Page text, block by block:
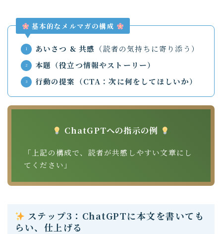
基本的なメルマガの構成
あいさつ & 共感 （読者の気持ちに寄り添う）
本題（役立つ情報やストーリー）
行動の提案（CTA：次に何をしてほしいか）
ChatGPTへの指示の例
「上記の構成で、読者が共感しやすい文章にし
てください」
ステップ3：ChatGPTに本文を書いても
らい、仕上げる